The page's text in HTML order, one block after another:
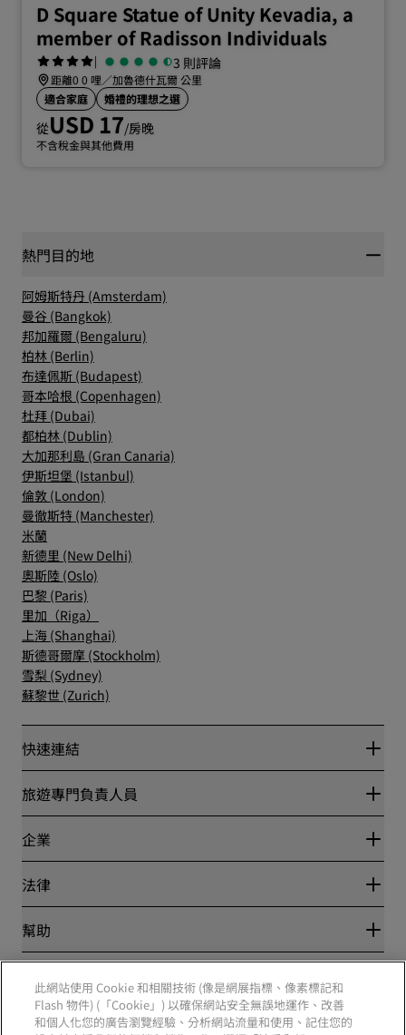
D Square Statue of Unity Kevadia, a
member of Radisson Individuals
| 3 則評論
距離0 0 哩／加魯德什瓦爾 公里
適合家庭
婚禮的理想之選
從USD 17/房晚
不含稅金與其他費用
熱門目的地
阿姆斯特丹 (Amsterdam)
曼谷 (Bangkok)
邦加羅爾 (Bengaluru)
柏林 (Berlin)
布達佩斯 (Budapest)
哥本哈根 (Copenhagen)
杜拜 (Dubai)
都柏林 (Dublin)
大加那利島 (Gran Canaria)
伊斯坦堡 (Istanbul)
倫敦 (London)
曼徹斯特 (Manchester)
米蘭
新德里 (New Delhi)
奧斯陸 (Oslo)
巴黎 (Paris)
里加（Riga）
上海 (Shanghai)
斯德哥爾摩 (Stockholm)
雪梨 (Sydney)
蘇黎世 (Zurich)
快速連結
Radisson Rewards
Blog
目的地
Radisson Hotels APP
運動認證的酒店
適合家庭的酒店
健康與安全
旅遊專門負責人員
夥伴
企業
麗笙酒店集團
工作機會 RHG
工作機會 PPHE
工作機會 EHL
The Club by RHG
業務開發
責任企業
法律
隱私權中心
麗賞會條款和條件
網站使用協定
數位協助工具
現代奴役制聲明書
幫助
聯絡
常見問題解答
網站地圖
社群媒體
Radisson Hotels 品牌
此網站使用 Cookie 和相關技術 (像是網展指標、像素標記和
Flash 物件) (「Cookie」) 以確保網站安全無誤地運作、改善
和個人化您的廣告瀏覽經驗、分析網站流量和使用、記住您的